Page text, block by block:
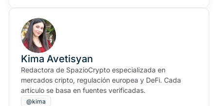
Kima Avetisyan
Redactora de SpazioCrypto especializada en
mercados cripto, regulación europea y DeFi. Cada
artículo se basa en fuentes verificadas.
@kima